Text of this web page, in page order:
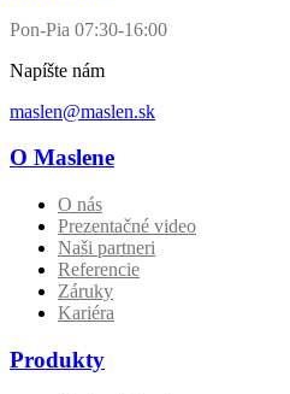
Pon-Pia 07:30-16:00
Napíšte nám
maslen@maslen.sk
O Maslene
O nás
Prezentačné video
Naši partneri
Referencie
Záruky
Kariéra
Produkty